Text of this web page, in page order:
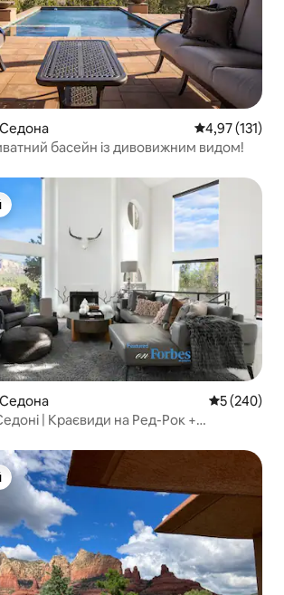
Седона Середня
4,97 (131)
басейн із дивовижним видом!
Седона Середня
5 (240)
| Краєвиди на Ред-Рок +